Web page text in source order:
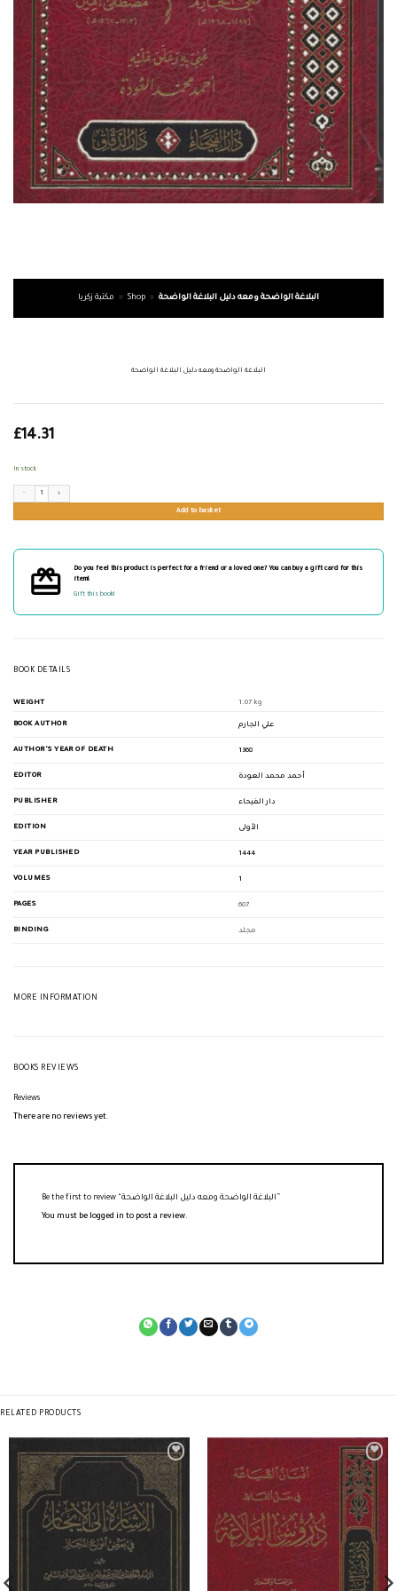
مكتبة زكريا » Shop » البلاغة الواضحة ومعه دليل البلاغة الواضحة
البلاغة الواضحة ومعه دليل البلاغة الواضحة
£14.31
In stock
Add to basket
Do you feel this product is perfect for a friend or a loved one? You can buy a gift card for this
item!
Gift this book!
BOOK DETAILS
WEIGHT 1.07 kg
BOOK AUTHOR علي الجارم
AUTHOR'S YEAR OF DEATH 1368
EDITOR أحمد محمد العودة
PUBLISHER دار الفيحاء
EDITION الأولى
YEAR PUBLISHED 1444
VOLUMES 1
PAGES 607
BINDING مجلد
MORE INFORMATION
BOOKS REVIEWS
Reviews
There are no reviews yet.
You must be logged in to post a review.
RELATED PRODUCTS